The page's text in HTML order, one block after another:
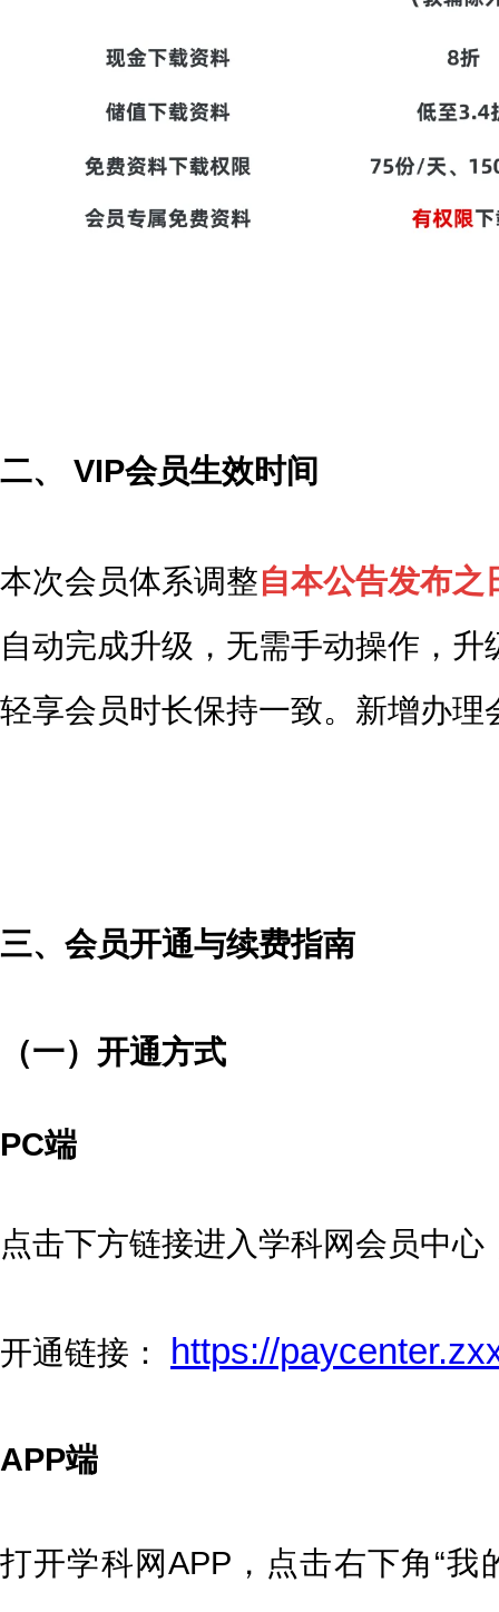
二、 VIP会员生效时间
本次会员体系调整自本公告发布之
自动完成升级，无需手动操作，
轻享会员时长保持一致。新增办
三、会员开通与续费指南
（一）开通方式
PC端
点击下方链接进入学科网会员中心
开通链接： https://
APP端
打开学科网APP，点击右下角“我